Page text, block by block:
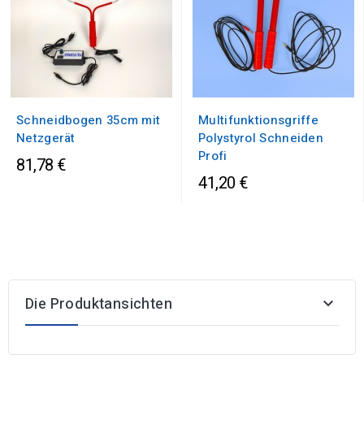
Schneidbogen 35cm mit
Netzgerät
81,78 €
Multifunktionsgriffe
Polystyrol Schneiden
Profi
41,20 €
Die Produktansichten 